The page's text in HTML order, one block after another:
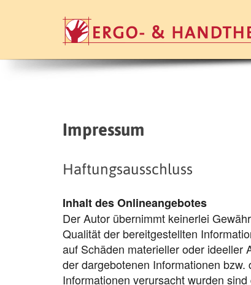
Impressum
Haftungsausschluss
Inhalt des Onlineangebotes
Der Autor übernimmt keinerlei
Qualität der bereitgestellten
auf Schäden materieller oder ideeller
der dargebotenen Informationen
Informationen verursacht wurden